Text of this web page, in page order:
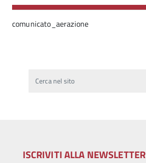
comunicato_aerazione
Cerca nel sito
ISCRIVITI ALLA NEWSLETTER